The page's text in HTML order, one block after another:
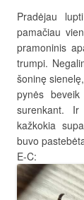
Pradėjau
pamačiau
pramoninis
trumpi.
šoninę
pynės
surenkant.
kažkokia
buvo
E-C: